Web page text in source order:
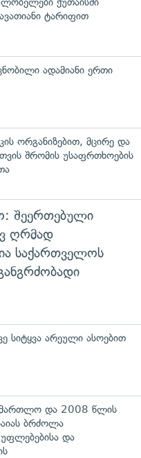
ტარიფით
ადამიანი ერთი
ორგანიზებით, მცირე და
შრომის უსაფრთხოების
შეერთებული
ღრმად
საქართველოს
სიტყვა არეული ასოებით
და 2008 წლის
ბრძოლა
და